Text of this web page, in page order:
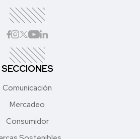
SECCIONES
Comunicación
Mercadeo
Consumidor